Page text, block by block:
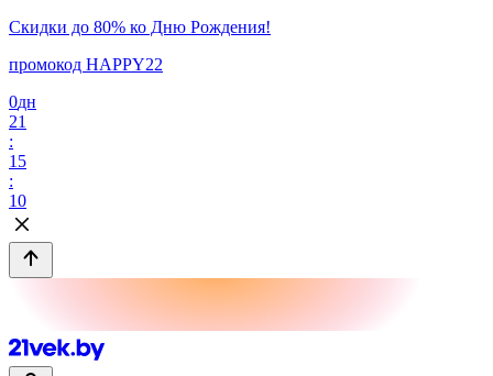
Скидки до 80% ко Дню Рождения!
промокод HAPPY22
0дн
21
:
15
:
10